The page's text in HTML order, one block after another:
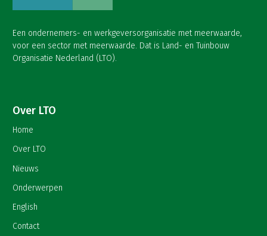
Een ondernemers- en werkgeversorganisatie met meerwaarde,
voor een sector met meerwaarde. Dat is Land- en Tuinbouw
Organisatie Nederland (LTO).
Over LTO
Home
Over LTO
Nieuws
Onderwerpen
English
Contact